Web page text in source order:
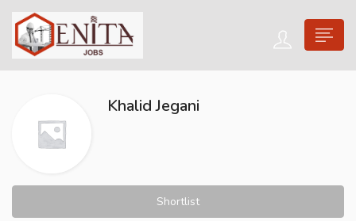
Khalid Jegani
Shortlist